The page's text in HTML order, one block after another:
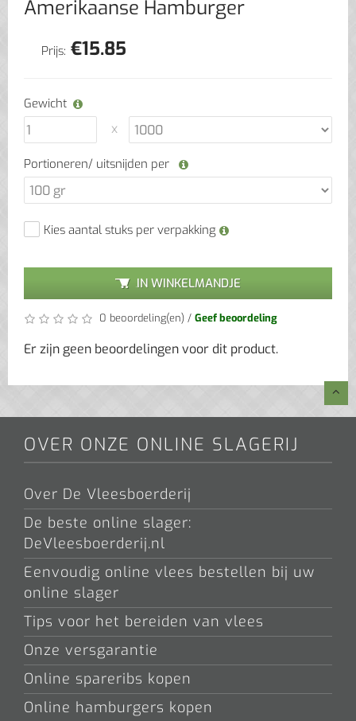
Amerikaanse Hamburger
Prijs: €15.85
Gewicht
Portioneren/ uitsnijden per
Kies aantal stuks per verpakking
IN WINKELMANDJE
0 beoordeling(en) / Geef beoordeling
Er zijn geen beoordelingen voor dit product.
OVER ONZE ONLINE SLAGERIJ
Over De Vleesboerderij
De beste online slager:
DeVleesboerderij.nl
Eenvoudig online vlees bestellen bij uw
online slager
Tips voor het bereiden van vlees
Onze versgarantie
Online spareribs kopen
Online hamburgers kopen